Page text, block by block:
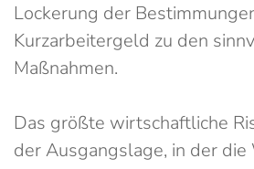
Lockerung der
Kurzarbeitergeld zu den
Maßnahmen.
Das größte wirtschaftliche
der Ausgangslage, in der